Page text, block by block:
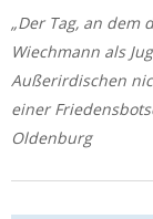
„Der Tag, an dem
Wiechmann als
Außerirdischen
einer
Oldenburg